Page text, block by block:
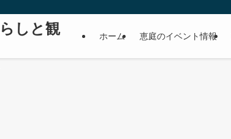
しと観
ホーム 恵庭のイベント情報